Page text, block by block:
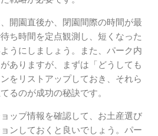
開園直後か、閉園間際の時間が最
ち時間を定点観測し、短くなった
うにしましょう。また、パーク内
ありますが、まずは「どうしても
をリストアップしておき、それら
るのが成功の秘訣です。
ップ情報を確認して、お土産選び
ンしておくと良いでしょう。パー